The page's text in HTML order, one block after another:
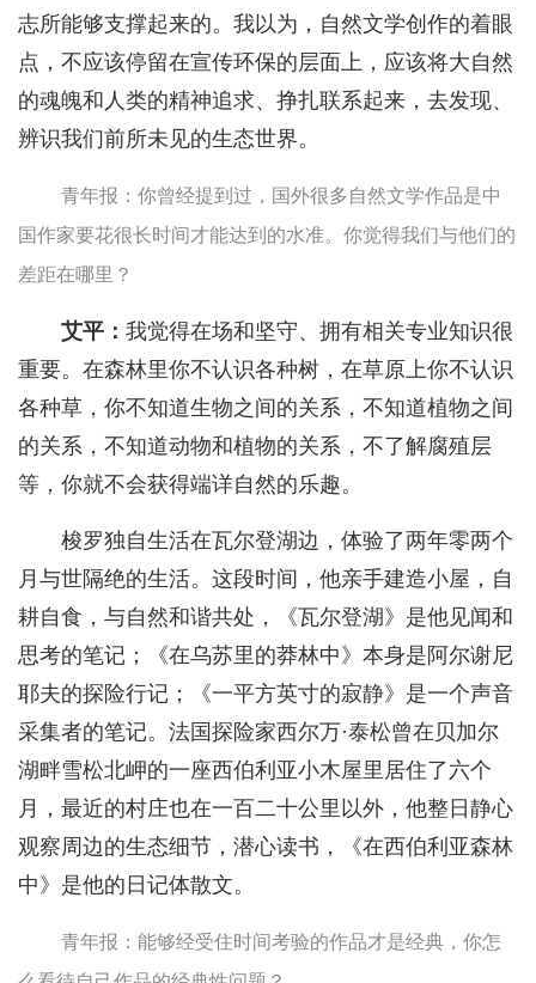
志所能够支撑起来的。我以为，自然文学创作的着眼
点，不应该停留在宣传环保的层面上，应该将大自然
的魂魄和人类的精神追求、挣扎联系起来，去发现、
辨识我们前所未见的生态世界。
青年报：你曾经提到过，国外很多自然文学作品是中
国作家要花很长时间才能达到的水准。你觉得我们与他们的
差距在哪里？
艾平： 我觉得在场和坚守、拥有相关专业知识很
重要。在森林里你不认识各种树，在草原上你不认识
各种草，你不知道生物之间的关系，不知道植物之间
的关系，不知道动物和植物的关系，不了解腐殖层
等，你就不会获得端详自然的乐趣。
梭罗独自生活在瓦尔登湖边，体验了两年零两个
月与世隔绝的生活。这段时间，他亲手建造小屋，自
耕自食，与自然和谐共处，《瓦尔登湖》是他见闻和
思考的笔记；《在乌苏里的莽林中》本身是阿尔谢尼
耶夫的探险行记；《一平方英寸的寂静》是一个声音
采集者的笔记。法国探险家西尔万·泰松曾在贝加尔
湖畔雪松北岬的一座西伯利亚小木屋里居住了六个
月，最近的村庄也在一百二十公里以外，他整日静心
观察周边的生态细节，潜心读书，《在西伯利亚森林
中》是他的日记体散文。
青年报：能够经受住时间考验的作品才是经典，你怎